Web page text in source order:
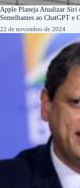
Apple Planeja Atualizar Siri
Semelhantes ao ChatGPT e
22 de novembro de 2024